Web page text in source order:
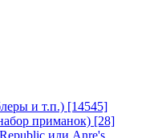
и т.п.) [14545]
приманок) [28]